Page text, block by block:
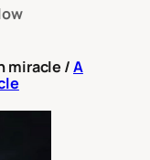
miracle /A